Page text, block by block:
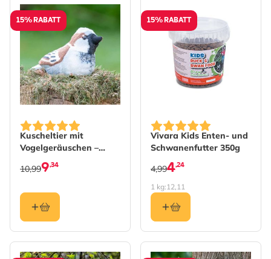
15% RABATT
Kuscheltier mit
Vogelgeräuschen –
Haussperling
9,34
10,99
15% RABATT
Vivara Kids Enten- und
Schwanenfutter 350g
4,24
4,99
1 kg:12,11